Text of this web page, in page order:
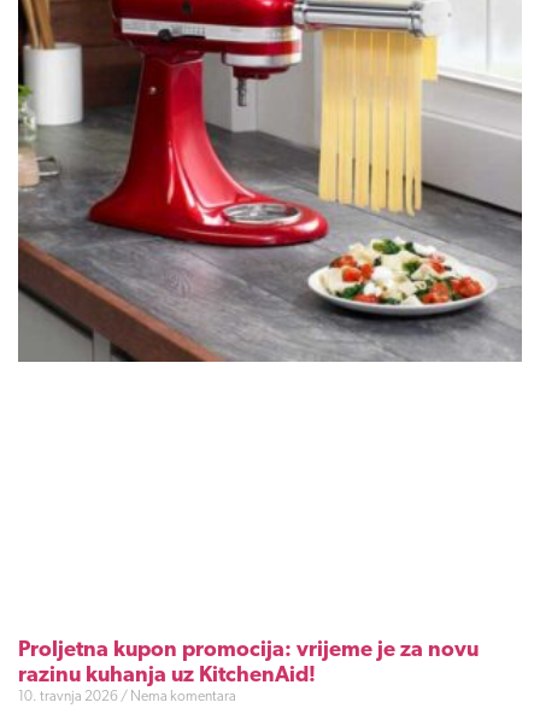
Proljetna kupon promocija: vrijeme je za novu
razinu kuhanja uz KitchenAid!
10. travnja 2026 Nema komentara